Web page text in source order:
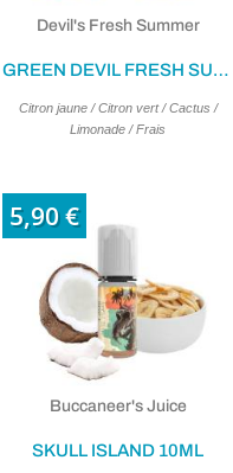
Devil's Fresh Summer
GREEN DEVIL FRESH SUMMER 10ML
Citron jaune / Citron vert / Cactus /
Limonade / Frais
5,90 €
Buccaneer's Juice
SKULL ISLAND 10ML